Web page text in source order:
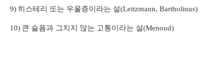
9)히스테리 또는 우울증이라는 설(Leitzmann, Bartholinus)
10) 큰 슬픔과 그치지 않는 고통이라는 설(Menoud)